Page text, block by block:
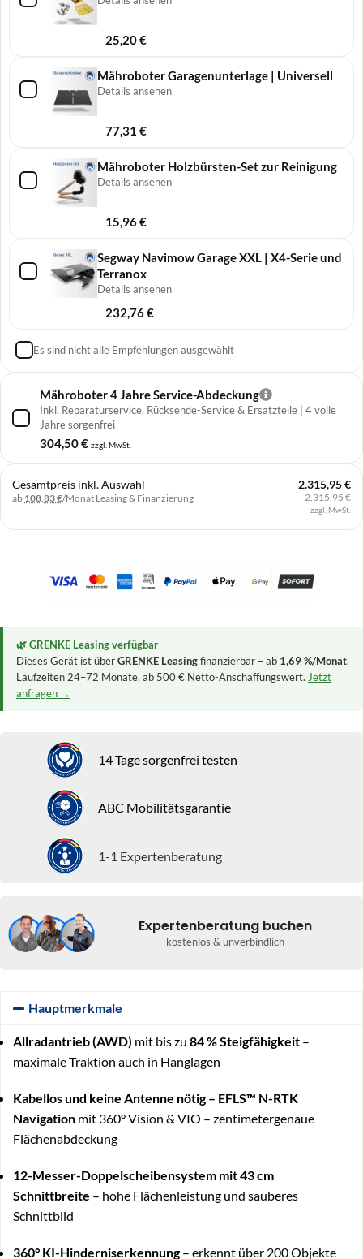
25,20€
Mähroboter Garagenunterlage | Universell
Details ansehen
77,31 €
Mähroboter Holzbürsten-Set zur Reinigung
Details ansehen
15,96€
Segway Navimow Garage XXL | X4-Serie und
Terranox
Details ansehen
232,76€
Es sind nicht alle Empfehlungen ausgewählt
Mähroboter 4 Jahre Service-Abdeckung
Inkl. Reparaturservice, Rücksende-Service & Ersatzteile | 4 volle
Jahre sorgenfrei
304,50€ zzgl. MwSt.
Gesamtpreis inkl. Auswahl
ab 108,83 €/Monat Leasing & Finanzierung
2.315,95 €
2.315,95 €
zzgl. MwSt.
🌿 GRENKE Leasing verfügbar
Dieses Gerät ist überGRENKE Leasingfinanzierbar – ab 1,69 %/Monat,
Laufzeiten 24–72 Monate, ab 500 € Netto-Anschaffungswert. Jetzt
anfragen →
14 Tage sorgenfrei testen
ABC Mobilitätsgarantie
1-1 Expertenberatung
Expertenberatung buchen
kostenlos & unverbindlich
Hauptmerkmale
Allradantrieb (AWD) mit bis zu 84 % Steigfähigkeit –
maximale Traktion auch in Hanglagen
Kabellos und keine Antenne nötig – EFLS™ N-RTK
Navigation mit 360° Vision & VIO – zentimetergenaue
Flächenabdeckung
12-Messer-Doppelscheibensystem mit 43 cm
Schnittbreite – hohe Flächenleistung und sauberes
Schnittbild
360° KI-Hinderniserkennung– erkennt über 200 Objekte